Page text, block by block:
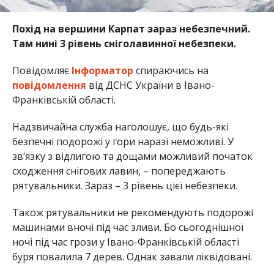
Похід на вершини Карпат зараз небезпечний.
Там нині 3 рівень сніголавинної небезпеки.
Повідомляє Інформатор спираючись на
повідомлення від ДСНС України в Івано-
Франківській області.
Надзвичайна служба наголошує, що будь-які
безпечні подорожі у гори наразі неможливі. У
зв‘язку з відлигою та дощами можливий початок
сходження снігових лавин, – попереджають
рятувальники. Зараз – 3 рівень цієї небезпеки.
Також рятувальники не рекомендують подорожі
машинами вночі під час зливи. Бо сьогоднішної
ночі під час грози у Івано-Франківській області
буря повалила 7 дерев. Однак завали ліквідовані.